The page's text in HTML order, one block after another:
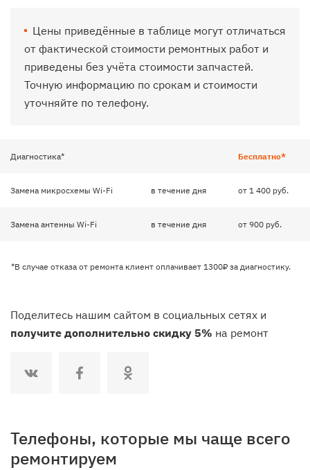
Цены приведённые в таблице могут отличаться
от фактической стоимости ремонтных работ и
приведены без учёта стоимости запчастей.
Точную информацию по срокам и стоимости
уточняйте по телефону.
Диагностика* Бесплатно*
Замена микросхемы Wi-Fi в течение дня от 1 400 руб.
Замена антенны Wi-Fi в течение дня от 900 руб.
*В случае отказа от ремонта клиент оплачивает 1300₽ за диагностику.
Поделитесь нашим сайтом в социальных сетях и
получите дополнительно скидку 5% на ремонт
Телефоны, которые мы чаще всего
ремонтируем